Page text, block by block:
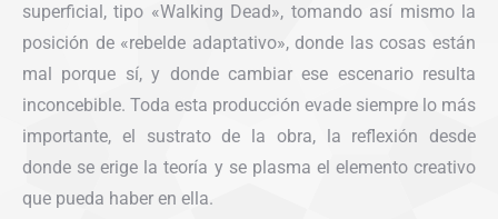
superficial, tipo «Walking Dead», tomando así mismo la
posición de «rebelde adaptativo», donde las cosas están
mal porque sí, y donde cambiar ese escenario resulta
inconcebible. Toda esta producción evade siempre lo más
importante, el sustrato de la obra, la reflexión desde
donde se erige la teoría y se plasma el elemento creativo
que pueda haber en ella.